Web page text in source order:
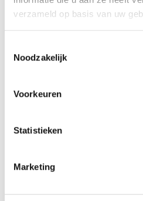
verzameld op basis van uw
Noodzakelijk
Voorkeuren
Statistieken
Marketing
festival eruit zag? In dit artikel